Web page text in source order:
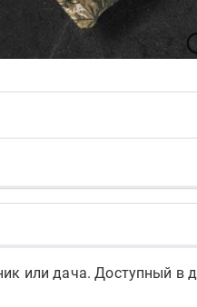
или дача. Доступный в